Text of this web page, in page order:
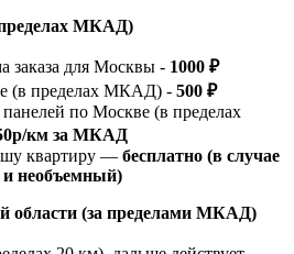
МКАД)
заказа для Москвы - 1000 ₽
(в пределах МКАД) - 500 ₽
по Москве (в пределах
км за МКАД
квартиру — бесплатно (в случае
и необъемный)
области (за пределами МКАД)